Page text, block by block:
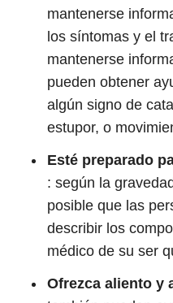
mantenerse
los síntomas y el
mantenerse
pueden obtener
algún signo de
estupor, o
Esté preparado
: según la
posible que las
describir los
médico de su ser
Ofrezca aliento y